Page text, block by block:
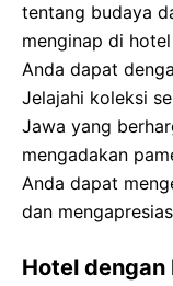
tentang budaya
menginap di
Anda dapat
Jelajahi koleksi
Jawa yang
mengadakan
Anda dapat
dan
Hotel dengan